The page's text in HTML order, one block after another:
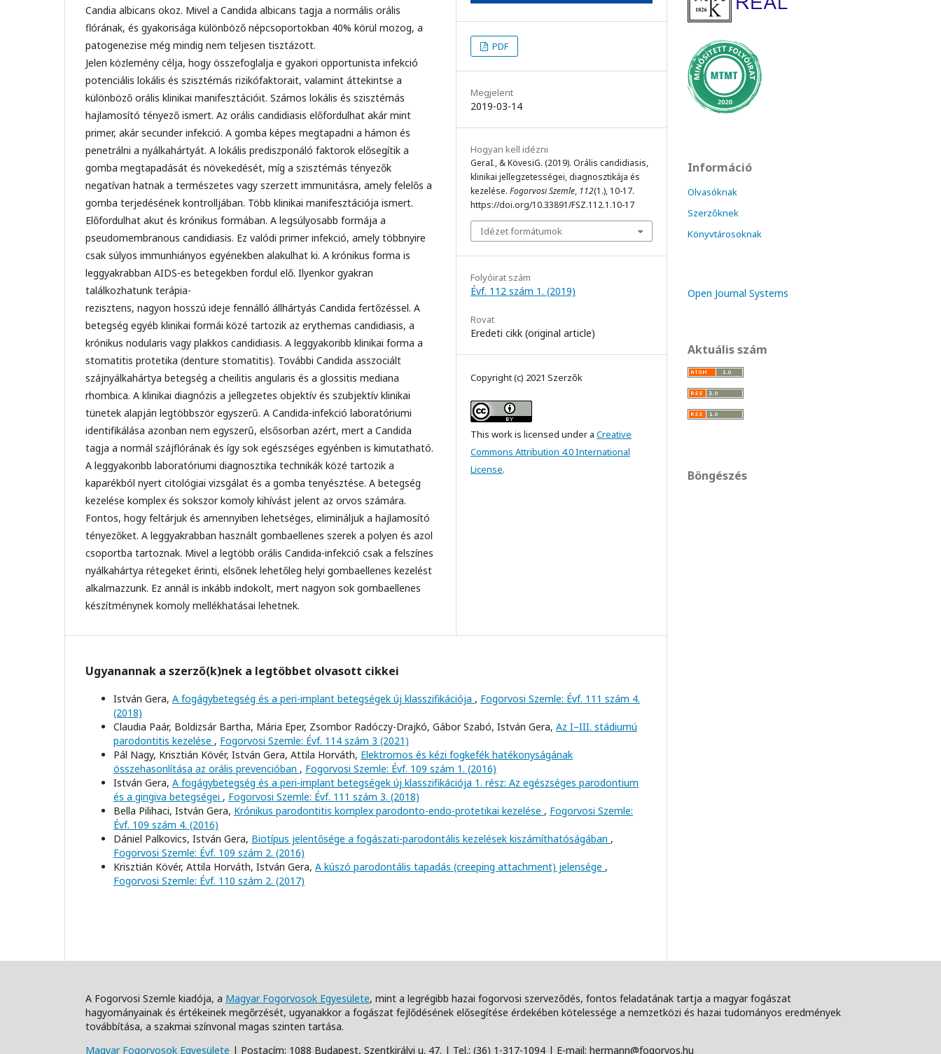
Candia albicans okoz. Mivel a Candida albicans tagja a normális orális
flórának, és gyakorisága különböző népcsoportokban 40% körül mozog, a
patogenezise még mindig nem teljesen tisztázott.
Jelen közlemény célja, hogy összefoglalja e gyakori opportunista infekció
potenciális lokális és szisztémás rizikófaktorait, valamint áttekintse a
különböző orális klinikai manifesztációit. Számos lokális és szisztémás
hajlamosító tényező ismert. Az orális candidiasis előfordulhat akár mint
primer, akár secunder infekció. A gomba képes megtapadni a hámon és
penetrálni a nyálkahártyát. A lokális prediszponáló faktorok elősegítik a
gomba megtapadását és növekedését, míg a szisztémás tényezők
negatívan hatnak a természetes vagy szerzett immunitásra, amely felelős a
gomba terjedésének kontrolljában. Több klinikai manifesztációja ismert.
Előfordulhat akut és krónikus formában. A legsúlyosabb formája a
pseudomembranous candidiasis. Ez valódi primer infekció, amely többnyire
csak súlyos immunhiányos egyénekben alakulhat ki. A krónikus forma is
leggyakrabban AIDS-es betegekben fordul elő. Ilyenkor gyakran
találkozhatunk terápia-
rezisztens, nagyon hosszú ideje fennálló állhártyás Candida fertőzéssel. A
betegség egyéb klinikai formái közé tartozik az erythemas candidiasis, a
krónikus nodularis vagy plakkos candidiasis. A leggyakoribb klinikai forma a
stomatitis protetika (denture stomatitis). További Candida asszociált
szájnyálkahártya betegség a cheilitis angularis és a glossitis mediana
rhombica. A klinikai diagnózis a jellegzetes objektív és szubjektív klinikai
tünetek alapján legtöbbször egyszerű. A Candida-infekció laboratóriumi
identifikálása azonban nem egyszerű, elsősorban azért, mert a Candida
tagja a normál szájflórának és így sok egészséges egyénben is kimutatható.
A leggyakoribb laboratóriumi diagnosztika technikák közé tartozik a
kaparékból nyert citológiai vizsgálat és a gomba tenyésztése. A betegség
kezelése komplex és sokszor komoly kihívást jelent az orvos számára.
Fontos, hogy feltárjuk és amennyiben lehetséges, elimináljuk a hajlamosító
tényezőket. A leggyakrabban használt gombaellenes szerek a polyen és azol
csoportba tartoznak. Mivel a legtöbb orális Candida-infekció csak a felszínes
nyálkahártya rétegeket érinti, elsőnek lehetőleg helyi gombaellenes kezelést
alkalmazzunk. Ez annál is inkább indokolt, mert nagyon sok gombaellenes
készítménynek komoly mellékhatásai lehetnek.
PDF
Megjelent
2019-03-14
Hogyan kell idézni
GeraI., & KövesiG. (2019). Orális candidiasis,
klinikai jellegzetességei, diagnosztikája és
kezelése. Fogorvosi Szemle, 112(1.), 10-17.
https://doi.org/10.33891/FSZ.112.1.10-17
Idézet formátumok
Folyóirat szám
Évf. 112 szám 1. (2019)
Rovat
Eredeti cikk (original article)
Copyright (c) 2021 Szerzők
This work is licensed under a Creative
Commons Attribution 4.0 International
License.
Ugyanannak a szerző(k)nek a legtöbbet olvasott cikkei
István Gera, A fogágybetegség és a peri-implant betegségek új klasszifikációja , Fogorvosi Szemle: Évf. 111 szám 4.
(2018)
Claudia Paár, Boldizsár Bartha, Mária Eper, Zsombor Radóczy-Drajkó, Gábor Szabó, István Gera, Az I–III. stádiumú
parodontitis kezelése , Fogorvosi Szemle: Évf. 114 szám 3 (2021)
Pál Nagy, Krisztián Kövér, István Gera, Attila Horváth, Elektromos és kézi fogkefék hatékonyságának
összehasonlítása az orális prevencióban , Fogorvosi Szemle: Évf. 109 szám 1. (2016)
István Gera, A fogágybetegség és a peri-implant betegségek új klasszifikációja 1. rész: Az egészséges parodontium
és a gingiva betegségei , Fogorvosi Szemle: Évf. 111 szám 3. (2018)
Bella Pilihaci, István Gera, Krónikus parodontitis komplex parodonto-endo-protetikai kezelése , Fogorvosi Szemle:
Évf. 109 szám 4. (2016)
Dániel Palkovics, István Gera, Biotípus jelentősége a fogászati-parodontális kezelések kiszámíthatóságában ,
Fogorvosi Szemle: Évf. 109 szám 2. (2016)
Krisztián Kövér, Attila Horváth, István Gera, A kúszó parodontális tapadás (creeping attachment) jelensége ,
Fogorvosi Szemle: Évf. 110 szám 2. (2017)
Információ
Olvasóknak
Szerzőknek
Könyvtárosoknak
Open Journal Systems
Aktuális szám
Böngészés
A Fogorvosi Szemle kiadója, a Magyar Fogorvosok Egyesülete, mint a legrégibb hazai fogorvosi szerveződés, fontos feladatának tartja a magyar fogászat
hagyományainak és értékeinek megőrzését, ugyanakkor a fogászat fejlődésének elősegítése érdekében kötelessége a nemzetközi és hazai tudományos eredmények
továbbítása, a szakmai színvonal magas szinten tartása.
Magyar Fogorvosok Egyesülete | Postacím: 1088 Budapest, Szentkirályi u. 47. | Tel.: (36) 1-317-1094 | E-mail: hermann@fogorvos.hu